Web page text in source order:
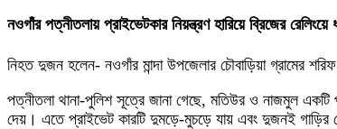
নওগাঁর পত্নীতলায় প্রাইভেটকার নিয়ন্ত্রণ হারিয়ে ব্রিজের
নিহত দুজন হলেন- নওগাঁর মান্দা উপজেলার চৌবাড়িয়া গ্রামের
পত্নীতলা থানা-পুলিশ সূত্রে জানা গেছে, মতিউর ও নাজমুল একটি
দেয়। এতে প্রাইভেট কারটি দুমড়ে-মুচড়ে যায় এবং দুজনই